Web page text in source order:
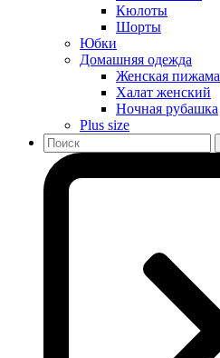
Кюлоты
Шорты
Юбки
Домашняя одежда
Женская пижама
Халат женский
Ночная рубашка
Plus size